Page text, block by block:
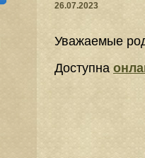
26.07.2023
Уважаемые
Доступна